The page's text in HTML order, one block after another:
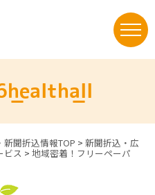
聞折込情報TOP >新聞折込・広
ビス >地域密着！フリーペーパ